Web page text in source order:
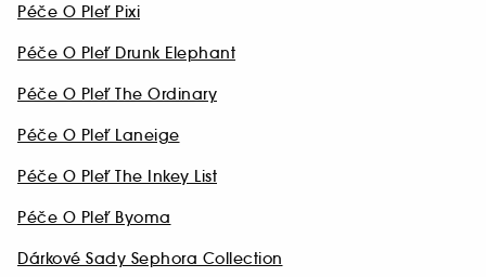
Péče O Pleť Pixi
Péče O Pleť Drunk Elephant
Péče O Pleť The Ordinary
Péče O Pleť Laneige
Péče O Pleť The Inkey List
Péče O Pleť Byoma
Dárkové Sady Sephora Collection